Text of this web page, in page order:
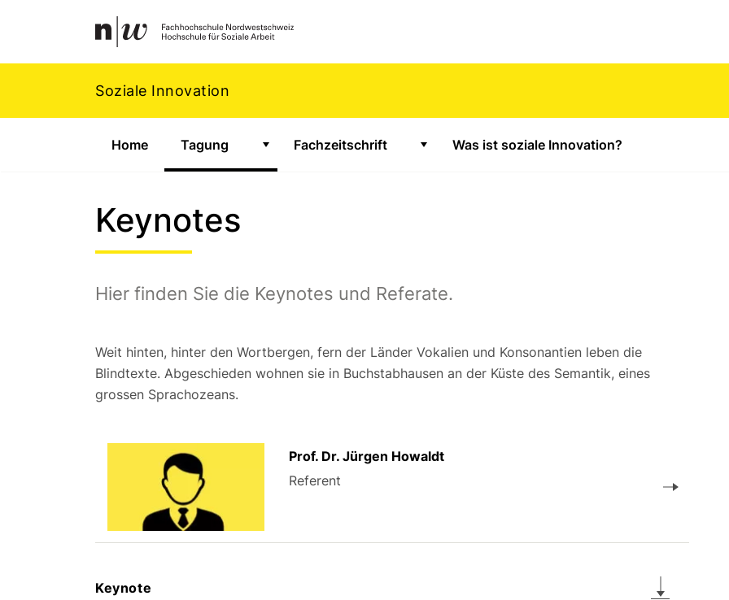
Navigation
Soziale Innovation
Home Tagung
Zeige Untermenü für "Tagung"
Fachzeitschrift
Zeige Untermenü für "Fachzeitschrift"
Was ist soziale Innovation?
Keynotes
Hier finden Sie die Keynotes und Referate.
Weit hinten, hinter den Wortbergen, fern der Länder Vokalien und Konsonantien leben die
Blindtexte. Abgeschieden wohnen sie in Buchstabhausen an der Küste des Semantik, eines
grossen Sprachozeans.
Prof. Dr. Jürgen Howaldt
Referent
Keynote
Footer